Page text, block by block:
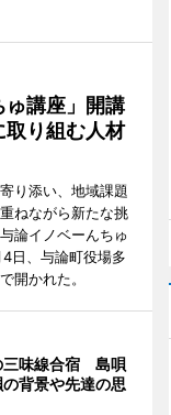
ゅ講座」開講
り組む人材
り添い、地域課題
ねながら新たな挑
論イノベーんちゅ
日、与論町役場多
開かれた。
三味線合宿 島唄
背景や先達の思